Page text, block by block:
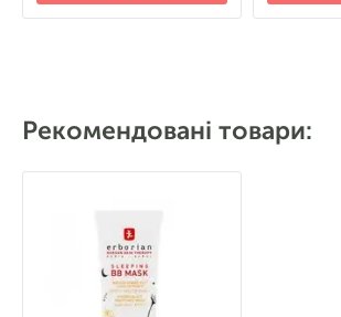
Рекомендовані товари: